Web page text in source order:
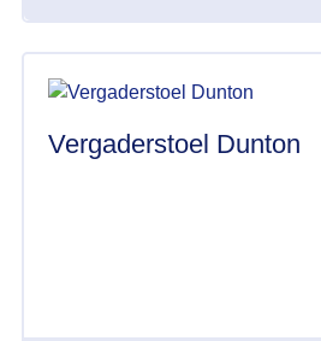
Vergaderstoel Dunton